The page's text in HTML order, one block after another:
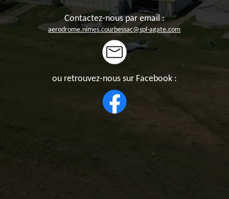
Contactez-nous par email :
aerodrome.nimes.courbessac@spl-agate.com
ou retrouvez-nous sur Facebook :